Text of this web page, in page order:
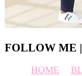
Footer
FOLLOW ME |
HOME